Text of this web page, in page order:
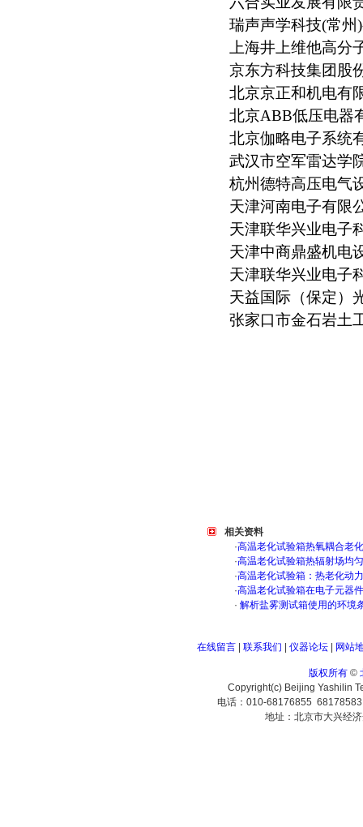
瑞声声学科技(常州
上海井上维他高分
京东方科技集团股
北京京正和机电有
北京ABB低压电器
北京伽略电子系统
武汉市空军雷达学
杭州德特高压电气
天津河南电子有限
天津联华兴业电子
天津中商鼎盛机电
天津联华兴业电子
天益国际（保定）
张家口市金石岩土
相关资料
·高温老化试验箱热氧耦合老
·高温老化试验箱热辐射场均
·高温老化试验箱：热老化动
·高温老化试验箱在电子元器
· 解析盐雾测试箱使用的环境
在线留言| 联系我们 仪器论坛| 网站
版权所有©
Copyright(c) Beijing Yashilin
电话：010-68176855
地址：北京市大兴经